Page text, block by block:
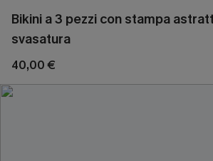
Bikini a 3 pezzi con stampa
svasatura
40,00 €